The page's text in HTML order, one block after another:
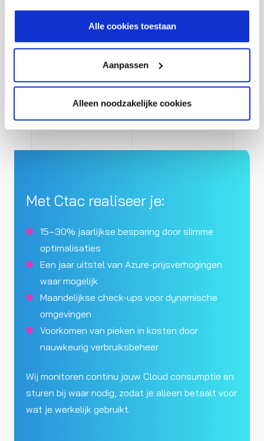
hoe wij jouw gegevensverwerken in onze privacy- en
Alle cookies toestaan
Aanpassen
Alleen noodzakelijke cookies
Dankzij onze vroege inzichten in prijswijzigingen en
licentieontwikkelingen kunnen we klanten proactief
adviseren én beschermen.
Met Ctac realiseer je:
15–30% jaarlijkse besparing door slimme
optimalisaties
Een jaar uitstel van Azure-prijsverhogingen
waar mogelijk
Maandelijkse check-ups voor dynamische
omgevingen
Voorkomen van pieken in kosten door
nauwkeurig verbruiksbeheer
Wij monitoren continu jouw Cloud consumptie en
sturen bij waar nodig, zodat je alleen betaalt voor
wat je werkelijk gebruikt.